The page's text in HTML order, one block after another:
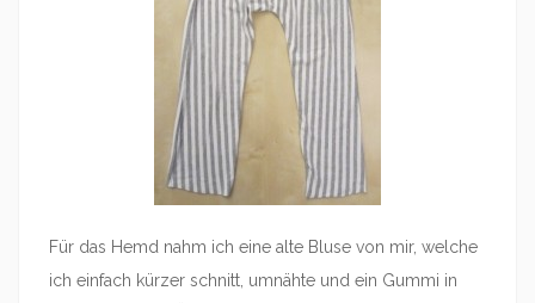
Für das Hemd nahm ich eine alte Bluse von mir, welche
ich einfach kürzer schnitt, umnähte und ein Gummi in